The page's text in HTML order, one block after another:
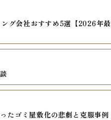
グ会社おすすめ5選【2026年最
たゴミ屋敷化の悲劇と克服事例